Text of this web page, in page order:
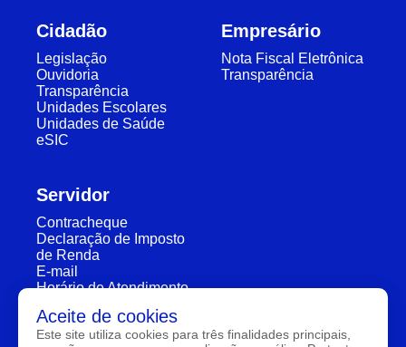
Cidadão
Legislação
Ouvidoria
Transparência
Unidades Escolares
Unidades de Saúde
eSIC
Empresário
Nota Fiscal Eletrônica
Transparência
Servidor
Contracheque
Declaração de Imposto
de Renda
E-mail
Horário de Atendimento
Aceite de cookies
Este site utiliza cookies para três finalidades principais,